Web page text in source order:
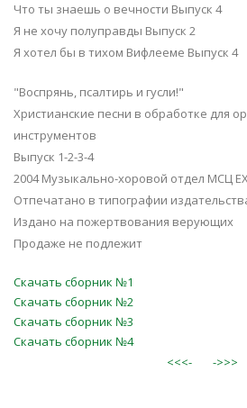
Что ты знаешь о вечности Выпуск 4
Я не хочу полуправды Выпуск 2
Я хотел бы в тихом Вифлееме Выпуск 4
"Воспрянь, псалтирь и гусли!"
Христианские песни в обработке для
инструментов
Выпуск 1-2-3-4
2004 Музыкально-хоровой отдел МСЦ
Отпечатано в типографии
Издано на пожертвования верующих
Продаже не подлежит
Скачать сборник №1
Скачать сборник №2
Скачать сборник №3
Скачать сборник №4
<<<-
->>>